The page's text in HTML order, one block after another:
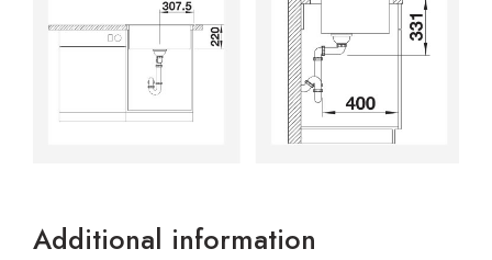
Additional information